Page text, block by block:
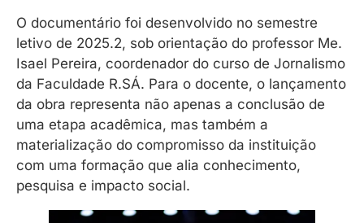
O documentário foi desenvolvido no semestre
letivo de 2025.2, sob orientação do professor Me.
Isael Pereira, coordenador do curso de Jornalismo
da Faculdade R.SÁ. Para o docente, o lançamento
da obra representa não apenas a conclusão de
uma etapa acadêmica, mas também a
materialização do compromisso da instituição
com uma formação que alia conhecimento,
pesquisa e impacto social.